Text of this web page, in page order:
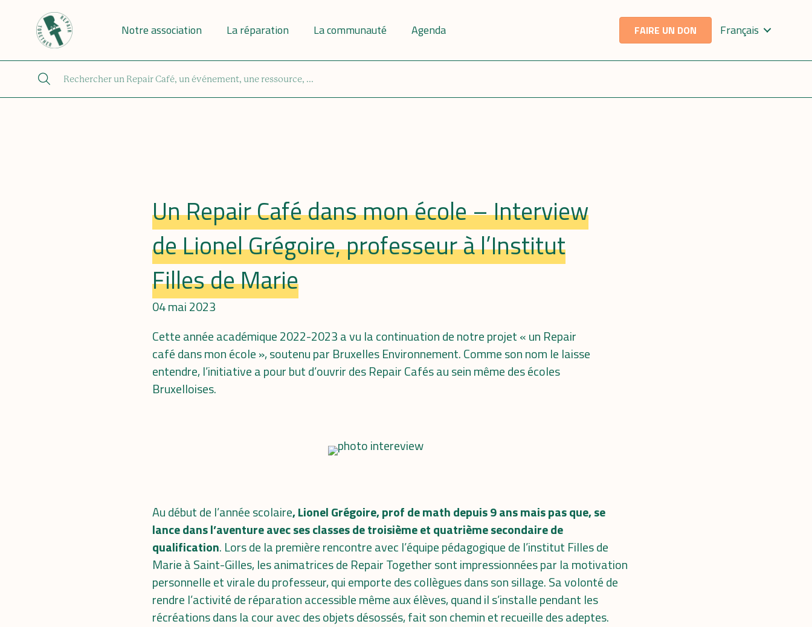
Notre association La réparation La communauté Agenda FAIRE UN DON Français
Un Repair Café dans mon école – Interview
de Lionel Grégoire, professeur à l’Institut
Filles de Marie
04 mai 2023
Cette année académique 2022-2023 a vu la continuation de notre projet « un Repair
café dans mon école », soutenu par Bruxelles Environnement. Comme son nom le laisse
entendre, l’initiative a pour but d’ouvrir des Repair Cafés au sein même des écoles
Bruxelloises.
Au début de l’année scolaire, Lionel Grégoire, prof de math depuis 9 ans mais pas que, se
lance dans l’aventure avec ses classes de troisième et quatrième secondaire de
qualification. Lors de la première rencontre avec l’équipe pédagogique de l’institut Filles de
Marie à Saint-Gilles, les animatrices de Repair Together sont impressionnées par la motivation
personnelle et virale du professeur, qui emporte des collègues dans son sillage. Sa volonté de
rendre l’activité de réparation accessible même aux élèves, quand il s’installe pendant les
récréations dans la cour avec des objets désossés, fait son chemin et recueille des adeptes.